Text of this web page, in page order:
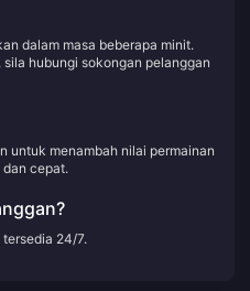
dalam masa beberapa minit.
hubungi sokongan pelanggan
untuk menambah nilai permainan
dan cepat.
24/7.